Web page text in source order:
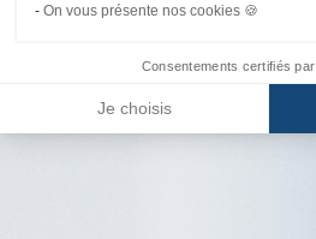
On vous présente nos cookies 🍪
Consentements certifiés par
Je choisis